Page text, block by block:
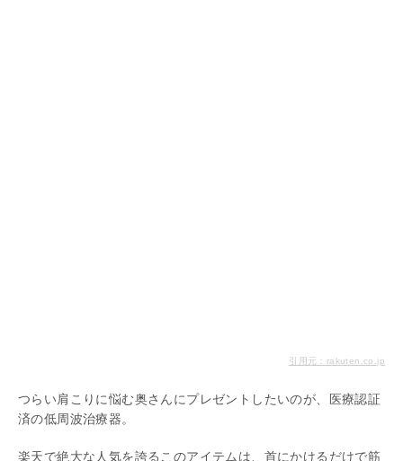
引用元：rakuten.co.jp
つらい肩こりに悩む奥さんにプレゼントしたいのが、医療認証
済の低周波治療器。
楽天で絶大な人気を誇るこのアイテムは、首にかけるだけで筋